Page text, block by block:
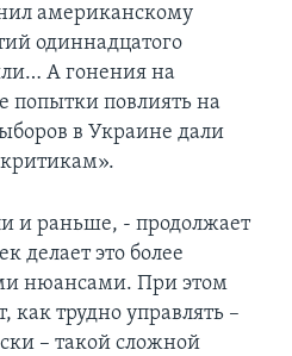
американскому
одиннадцатого
А гонения на
попытки повлиять на
в Украине дали
и раньше, - продолжает
делает это более
нюансами. При этом
как трудно управлять –
– такой сложной